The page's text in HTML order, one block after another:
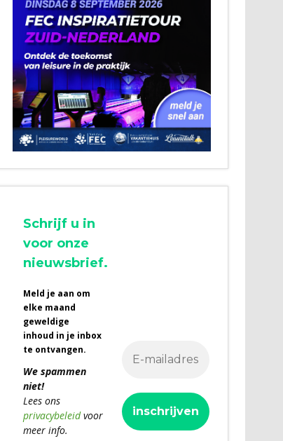
Schrijf u in
voor onze
nieuwsbrief.
Meld je aan om
elke maand
geweldige
inhoud in je inbox
te ontvangen.
We spammen
niet!
Lees ons
privacybeleidvoor
meer info.